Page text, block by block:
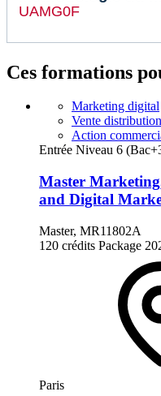
UAMG0F
Ces formations
Marketing digital
Vente distribution
Action
Entrée Niveau 6
Master
and Digital
Master, MR11802A
120 crédits Package
Paris